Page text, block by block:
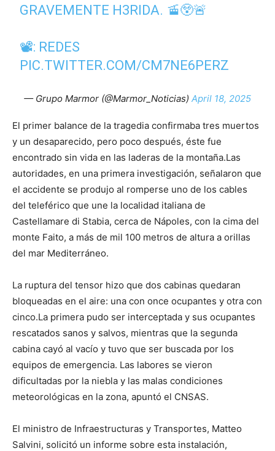
GRAVEMENTE H3RIDA. 🚡😲🚨
📽️: REDES
PIC.TWITTER.COM/CM7NE6PERZ
— Grupo Marmor (@Marmor_Noticias) April 18, 2025
El primer balance de la tragedia confirmaba tres muertos
y un desaparecido, pero poco después, éste fue
encontrado sin vida en las laderas de la montaña.Las
autoridades, en una primera investigación, señalaron que
el accidente se produjo al romperse uno de los cables
del teleférico que une la localidad italiana de
Castellamare di Stabia, cerca de Nápoles, con la cima del
monte Faito, a más de mil 100 metros de altura a orillas
del mar Mediterráneo.
La ruptura del tensor hizo que dos cabinas quedaran
bloqueadas en el aire: una con once ocupantes y otra con
cinco.La primera pudo ser interceptada y sus ocupantes
rescatados sanos y salvos, mientras que la segunda
cabina cayó al vacío y tuvo que ser buscada por los
equipos de emergencia. Las labores se vieron
dificultadas por la niebla y las malas condiciones
meteorológicas en la zona, apuntó el CNSAS.
El ministro de Infraestructuras y Transportes, Matteo
Salvini, solicitó un informe sobre esta instalación,